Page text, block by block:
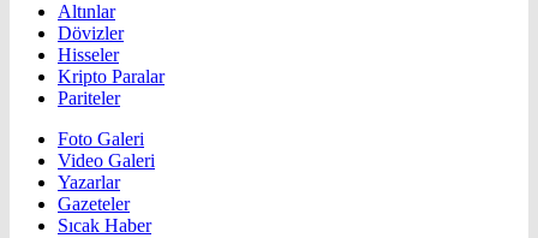
Altınlar
Dövizler
Hisseler
Kripto Paralar
Pariteler
Foto Galeri
Video Galeri
Yazarlar
Gazeteler
Sıcak Haber